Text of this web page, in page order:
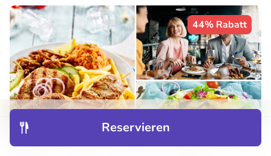
Entdecken
Reservieren
44% Rabatt